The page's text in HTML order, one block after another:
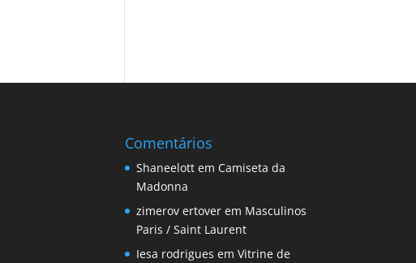
Comentários
Shaneelott em Camiseta da
Madonna
zimerov ertover em Masculinos
Paris / Saint Laurent
Iesa rodrigues emVitrine de